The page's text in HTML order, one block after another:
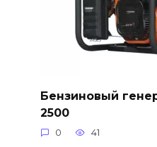
Бензиновый
2500
0 41